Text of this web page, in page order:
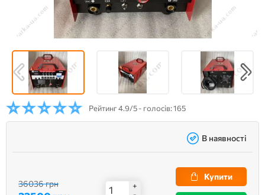
Рейтинг4.9/5 - голосів: 165
В наявності
36036 грн
+
Купити